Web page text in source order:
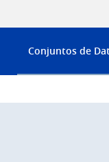
Conjuntos de